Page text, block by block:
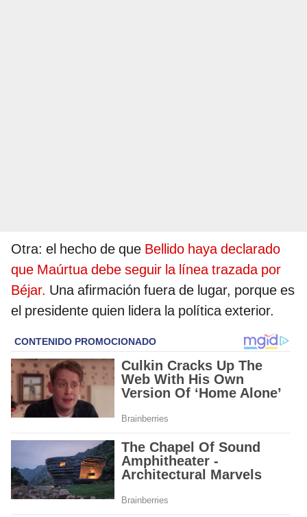
Otra: el hecho de que Bellido haya declarado
que Maúrtua debe seguir la línea trazada por
Béjar. Una afirmación fuera de lugar, porque es
el presidente quien lidera la política exterior.